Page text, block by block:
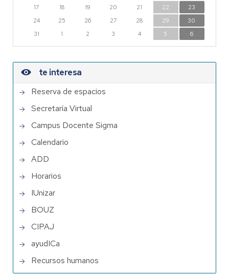
17
18 19 20 21 22
23
24
25 26 27 28 29
30
31
1 2 3 4 5 6
te interesa
Reserva de espacios
Secretaría Virtual
Campus Docente Sigma
Calendario
ADD
Horarios
IUnizar
BOUZ
CIPAJ
ayudICa
Recursos humanos